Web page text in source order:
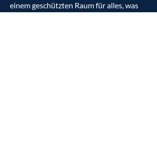
einem geschützten Raum für alles, was